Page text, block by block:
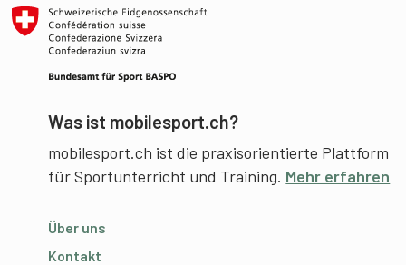
Was ist mobilesport.ch?
mobilesport.ch ist die praxisorientierte Plattform
für Sportunterricht und Training. Mehr erfahren
Über uns
Kontakt